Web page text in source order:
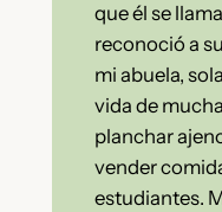
que él se
reconoció a
mi abuela,
vida de
planchar
vender
estudiantes.